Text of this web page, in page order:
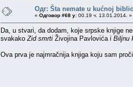
Одг: Šta nemate u kućnoj
« Одговор #68 у: 00.19 ч. 13.01.2014. »
Da, u stvari, da dodam, koje srpske knjige
svakako Zid smrti Živojina Pavlovića i Biljnu
Ova prva je najmračnija knjiga koju sam